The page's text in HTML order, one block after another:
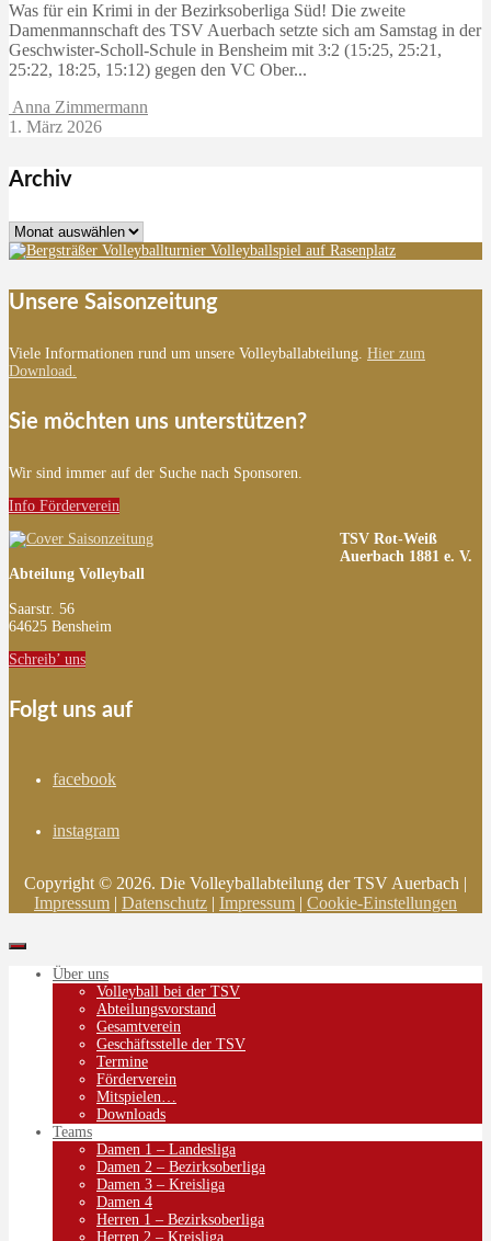
Was für ein Krimi in der Bezirksoberliga Süd! Die zweite
Damenmannschaft des TSV Auerbach setzte sich am Samstag in der
Geschwister-Scholl-Schule in Bensheim mit 3:2 (15:25, 25:21,
25:22, 18:25, 15:12) gegen den VC Ober...
Anna Zimmermann
1. März 2026
Archiv
Archiv
Unsere Saisonzeitung
Viele Informationen rund um unsere Volleyballabteilung. Hier zum
Download.
Sie möchten uns unterstützen?
Wir sind immer auf der Suche nach Sponsoren.
Info Förderverein
TSV Rot-Weiß
Auerbach 1881 e. V.
Abteilung Volleyball
Saarstr. 56
64625 Bensheim
Schreib’ uns
Folgt uns auf
facebook
instagram
Copyright © 2026. Die Volleyballabteilung der TSV Auerbach |
Impressum | Datenschutz | Impressum | Cookie-Einstellungen
Über uns
Volleyball bei der TSV
Abteilungsvorstand
Gesamtverein
Geschäftsstelle der TSV
Termine
Förderverein
Mitspielen…
Downloads
Teams
Damen 1 – Landesliga
Damen 2 – Bezirksoberliga
Damen 3 – Kreisliga
Damen 4
Herren 1 – Bezirksoberliga
Herren 2 – Kreisliga